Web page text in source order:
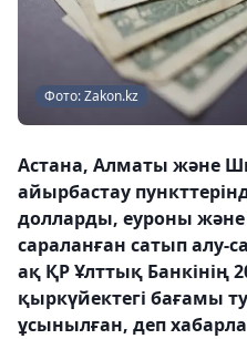
Фото: Zakon.kz
Астана, Алматы және
айырбастау
долларды, еуроны және
сараланған сатып алу-
ақ ҚР Ұлттық Банкінің
қыркүйектегі бағамы
ұсынылған, деп